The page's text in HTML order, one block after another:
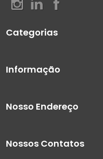
Categorias
Informação
Nosso Endereço
Nossos Contatos